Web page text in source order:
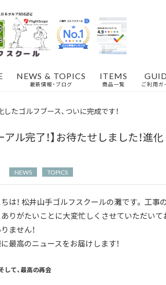
NEWS & TOPICS
最新情報・ブログ
ITEMS
商品一覧 ご利用ガ
したゴルフブース、ついに完成です！
アル完了！】お待たせしました！進
NEWS TOPICS
ちは！ 松井山手ゴルフスクールの灘です。 工
ありがたいことに大変忙しくさせていただい
ません！
最高のニュースをお届けします！
して、最高の再会